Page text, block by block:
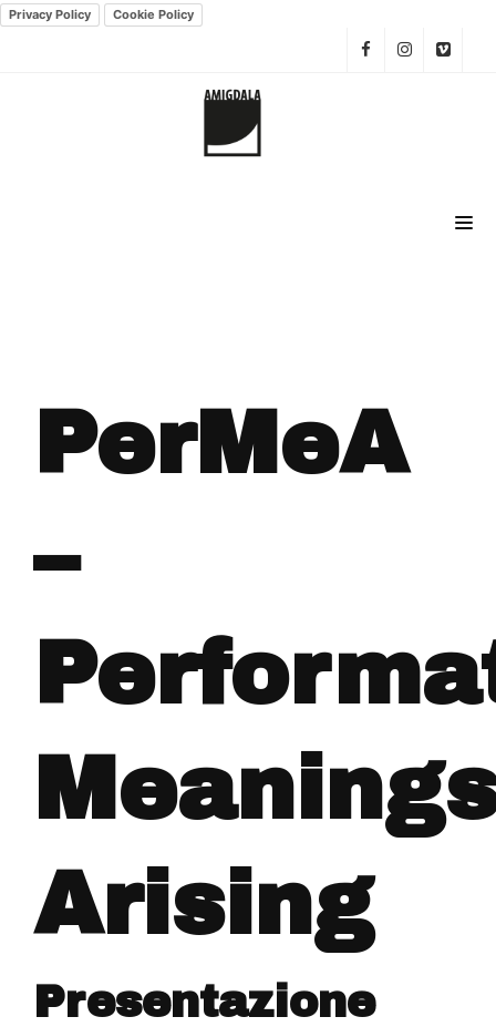
Privacy Policy Cookie Policy
PerMeA
–
Arising
Presentazione